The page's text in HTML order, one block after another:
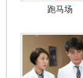
跑马场